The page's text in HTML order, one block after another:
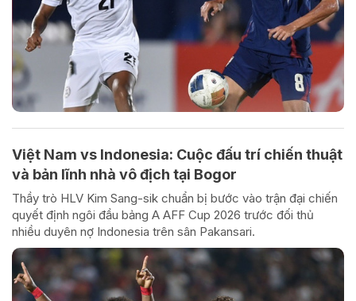
Việt Nam vs Indonesia: Cuộc đấu trí chiến thuật
và bản lĩnh nhà vô địch tại Bogor
Thầy trò HLV Kim Sang-sik chuẩn bị bước vào trận đại chiến
quyết định ngôi đầu bảng A AFF Cup 2026 trước đối thủ
nhiều duyên nợ Indonesia trên sân Pakansari.